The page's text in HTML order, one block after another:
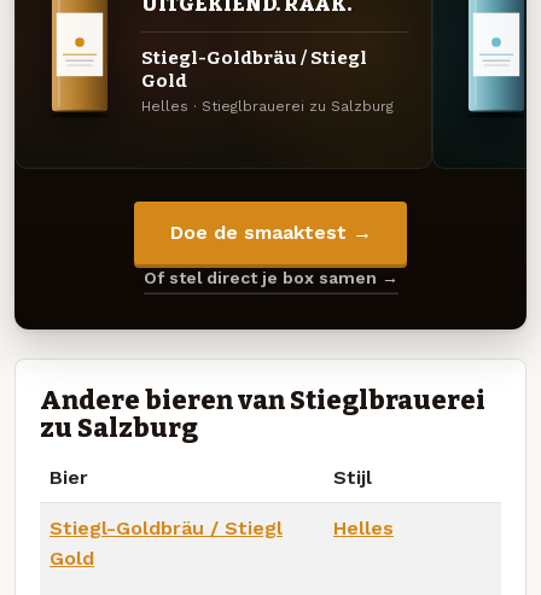
Stiegl-Goldbräu / Stiegl
Gold
Helles · Stieglbrauerei zu Salzburg
Doe de smaaktest →
Of stel direct je box samen →
Andere bieren van Stieglbrauerei
zu Salzburg
Bier Stijl
Stiegl-Goldbräu / Stiegl
Gold
Helles